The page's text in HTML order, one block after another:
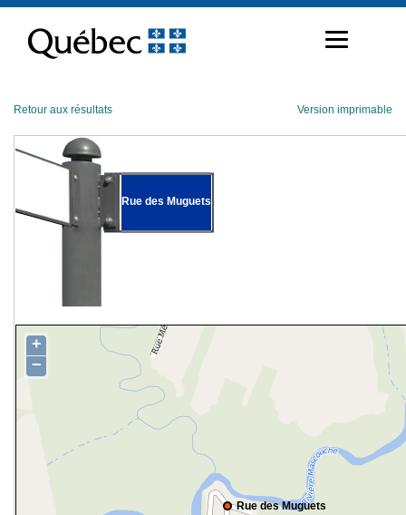
contenu
Retour aux résultats Version imprimable
Rue des Muguets
Rue des Muguets
+
−